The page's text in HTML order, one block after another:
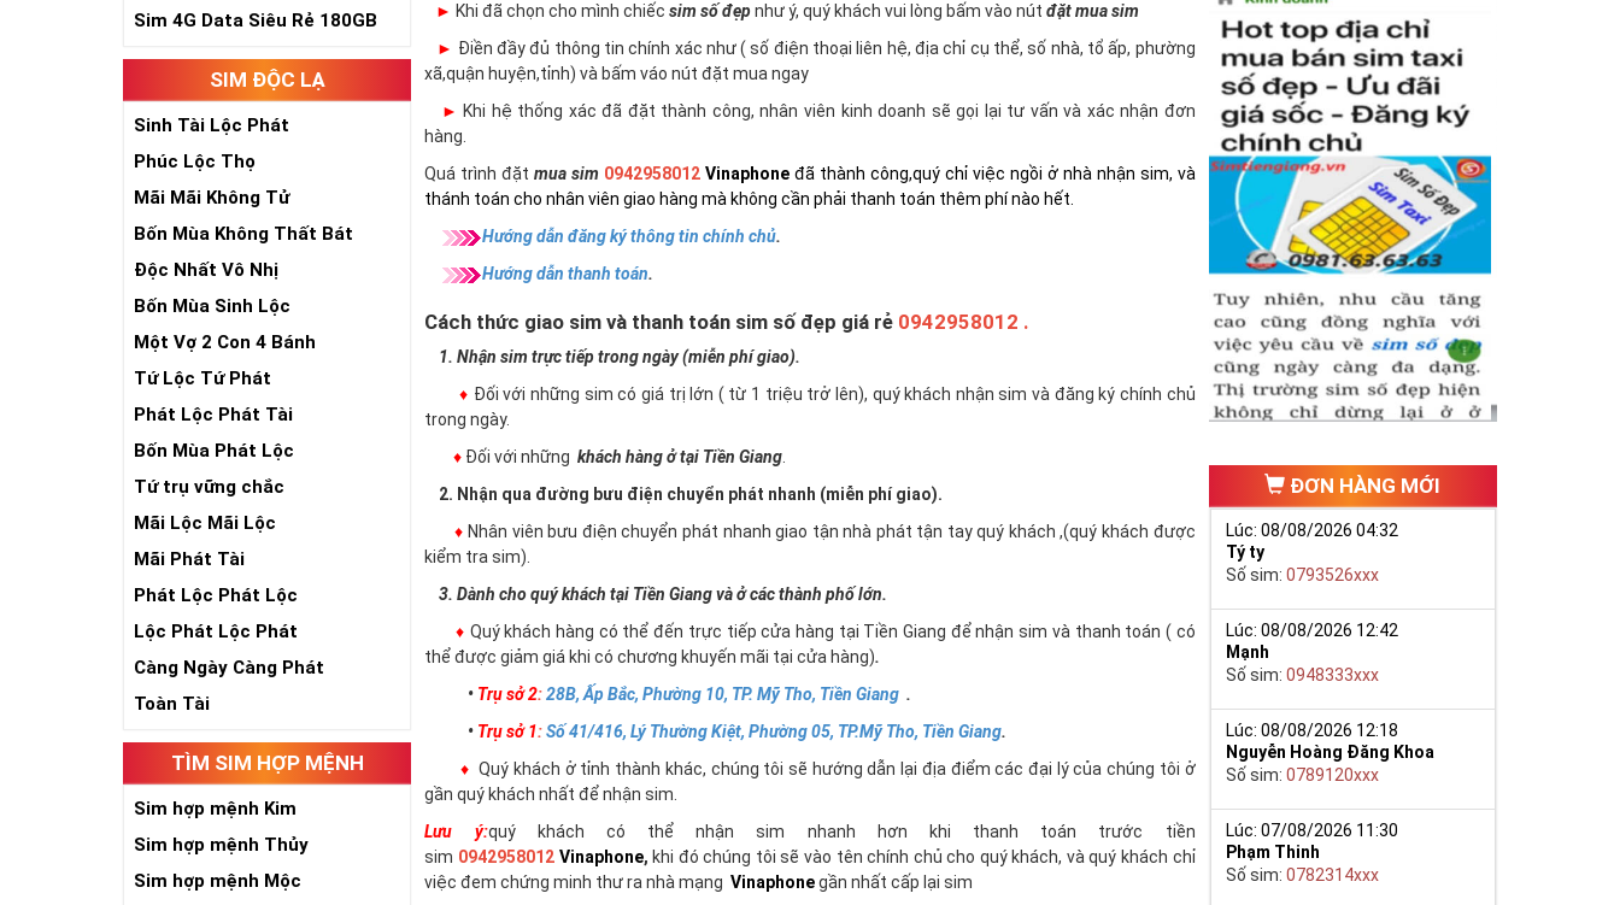
Sim 4G Data Siêu Rẻ 180GB
SIM ĐỘC LẠ
Sinh Tài Lộc Phát
Phúc Lộc Thọ
Mãi Mãi Không Tử
Bốn Mùa Không Thất Bát
Độc Nhất Vô Nhị
Bốn Mùa Sinh Lộc
Một Vợ 2 Con 4 Bánh
Tứ Lộc Tứ Phát
Phát Lộc Phát Tài
Bốn Mùa Phát Lộc
Tứ trụ vững chắc
Mãi Lộc Mãi Lộc
Mãi Phát Tài
Phát Lộc Phát Lộc
Lộc Phát Lộc Phát
Càng Ngày Càng Phát
Toàn Tài
TÌM SIM HỢP MỆNH
Sim hợp mệnh Kim
Sim hợp mệnh Thủy
Sim hợp mệnh Mộc
► Khi đã chọn cho mình chiếcsim số đẹpnhư ý, quý khách vui lòng bấm vào nútđặt mua sim
► Điền đầy đủ thông tin chính xác như ( số điện thoại liên hệ, địa chỉ cụ thể, số nhà, tổ ấp, phường
xã,quận huyện,tỉnh) và bấm váo nút đặt mua ngay
► Khi hệ thống xác đã đặt thành công, nhân viên kinh doanh sẽ gọi lại tư vấn và xác nhận đơn
hàng.
Quá trình đặtmua sim 0942958012Vinaphoneđã thành công,quý chỉ việc ngồi ở nhà nhận sim, và
thánh toán cho nhân viên giao hàng mà không cần phải thanh toán thêm phí nào hết.
Hướng dẫn đăng ký thông tin chính chủ.
Hướng dẫn thanh toán.
Cách thức giao sim và thanh toán sim số đẹp giá rẻ 0942958012 .
1. Nhận sim trực tiếp trong ngày (miễn phí giao).
♦ Đối với những sim có giá trị lớn ( từ 1 triệu trở lên), quý khách nhận sim và đăng ký chính chủ
trong ngày.
♦ Đối với nhữngkhách hàng ở tại Tiền Giang
2. Nhận qua đường bưu điện chuyển phát nhanh (miễn phí giao).
♦ Nhân viên bưu điện chuyển phát nhanh giao tận nhà phát tận tay quý khách ,(quý khách được
kiểm tra sim).
3. Dành cho quý khách tại Tiền Giang và ở các thành phố lớn.
♦ Quý khách hàng có thể đến trực tiếp cửa hàng tại Tiền Giang để nhận sim và thanh toán ( có
thể được giảm giá khi có chương khuyến mãi tại cửa hàng).
• Trụ sở 2: 28B, Ấp Bắc, Phường 10, TP. Mỹ Tho, Tiền Giang .
• Trụ sở 1: Số 41/416, Lý Thường Kiệt, Phường 05, TP.Mỹ Tho, Tiền Giang.
♦ Quý khách ở tỉnh thành khác, chúng tôi sẽ hướng dẫn lại địa điểm các đại lý của chúng tôi ở
gần quý khách nhất để nhận sim.
Lưu ý:quý khách có thể nhận sim nhanh hơn khi thanh toán trước tiền
sim 0942958012 Vinaphone, khi đó chúng tôi sẽ vào tên chính chủ cho quý khách, và quý khách chỉ
việc đem chứng minh thư ra nhà mạng Vinaphonegần nhất cấp lại sim
ĐƠN HÀNG MỚI
Lúc: 08/08/2026 04:32
Tý ty
Số sim:0793526xxx
Lúc: 08/08/2026 12:42
Mạnh
Số sim:0948333xxx
Lúc: 08/08/2026 12:18
Nguyễn Hoàng Đăng Khoa
Số sim:0789120xxx
Lúc: 07/08/2026 11:30
Phạm Thinh
Số sim:0782314xxx